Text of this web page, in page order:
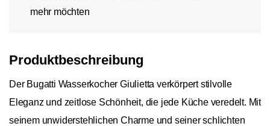
mehr möchten
Produktbeschreibung
Der Bugatti Wasserkocher Giulietta verkörpert stilvolle
Eleganz und zeitlose Schönheit, die jede Küche veredelt. Mit
seinem unwiderstehlichen Charme und seiner schlichten